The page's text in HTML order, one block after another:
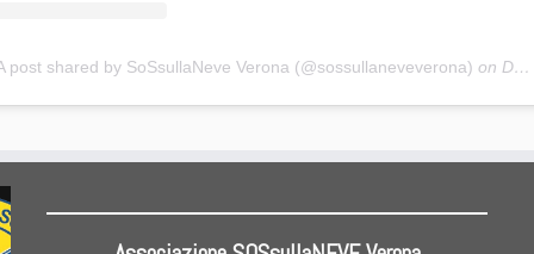
post shared by SoSsullaNeve Verona (@sossullaneveverona) on Dec 25, 2018 at 4:11pm PST